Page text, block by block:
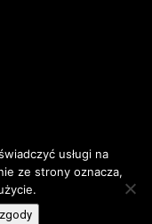
dostępności
usługi na
ze strony oznacza,